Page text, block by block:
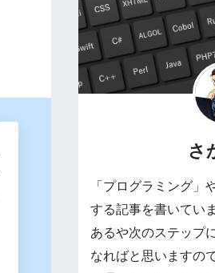
さ
「プログラミング」
する記事を書いてい
あるや次のステップ
なればと思いますの